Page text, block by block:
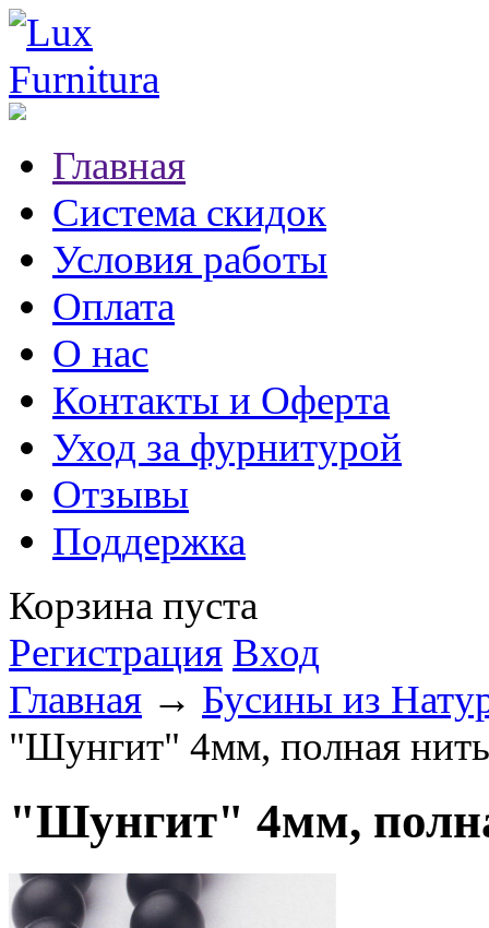
Главная
Система скидок
Условия работы
Оплата
О нас
Контакты и Оферта
Уход за фурнитурой
Отзывы
Поддержка
Корзина пуста
Регистрация Вход
Главная → Бусины из
"Шунгит" 4мм, полная
"Шунгит" 4мм,